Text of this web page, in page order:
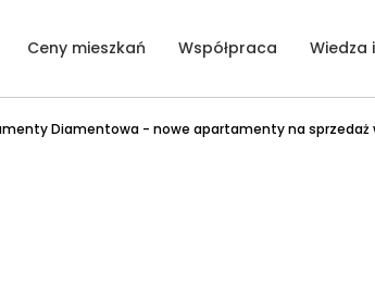
Ceny mieszkań Współpraca Wiedza
Diamentowa - nowe apartamenty na sprzedaż